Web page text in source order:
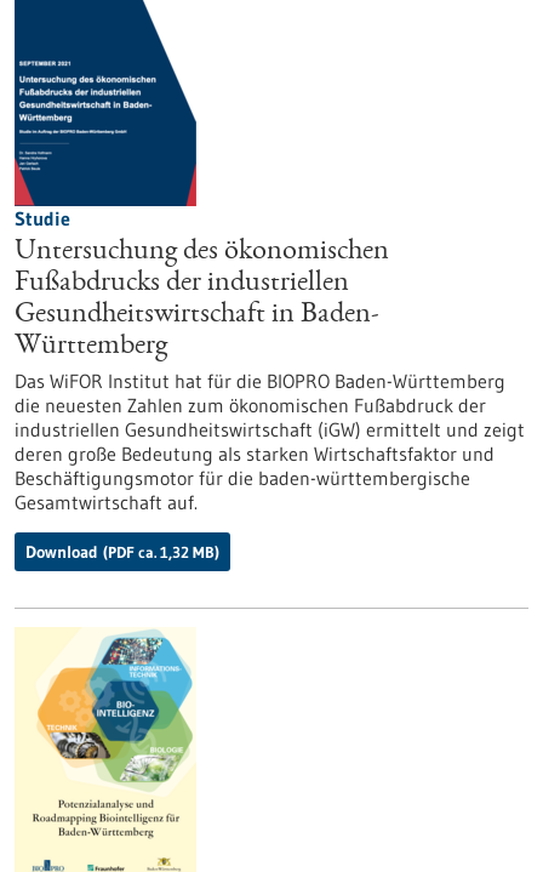
Studie
Untersuchung des ökonomischen
Fußabdrucks der industriellen
Gesundheitswirtschaft in Baden-
Württemberg
Das WiFOR Institut hat für die BIOPRO Baden-Württemberg
die neuesten Zahlen zum ökonomischen Fußabdruck der
industriellen Gesundheitswirtschaft (iGW) ermittelt und zeigt
deren große Bedeutung als starken Wirtschaftsfaktor und
Beschäftigungsmotor für die baden-württembergische
Gesamtwirtschaft auf.
Download (PDF ca. 1,32 MB)